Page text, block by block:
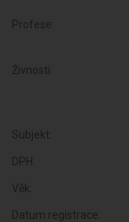
Profese:
Živnosti:
Subjekt:
DPH:
Věk:
Datum registrace: